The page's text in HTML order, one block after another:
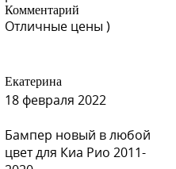
H07 - MUSKAVIT (Бежевый
Комментарий
Отличные цены )
Екатерина
18 февраля 2022
Бампер новый в любой
цвет для Киа Рио 2011-